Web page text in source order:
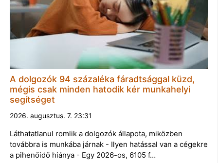
A dolgozók 94 százaléka fáradtsággal küzd,
mégis csak minden hatodik kér munkahelyi
segítséget
2026. augusztus. 7. 23:31
Láthatatlanul romlik a dolgozók állapota, miközben
továbbra is munkába járnak - Ilyen hatással van a cégekre
a pihenőidő hiánya - Egy 2026-os, 6105 f…